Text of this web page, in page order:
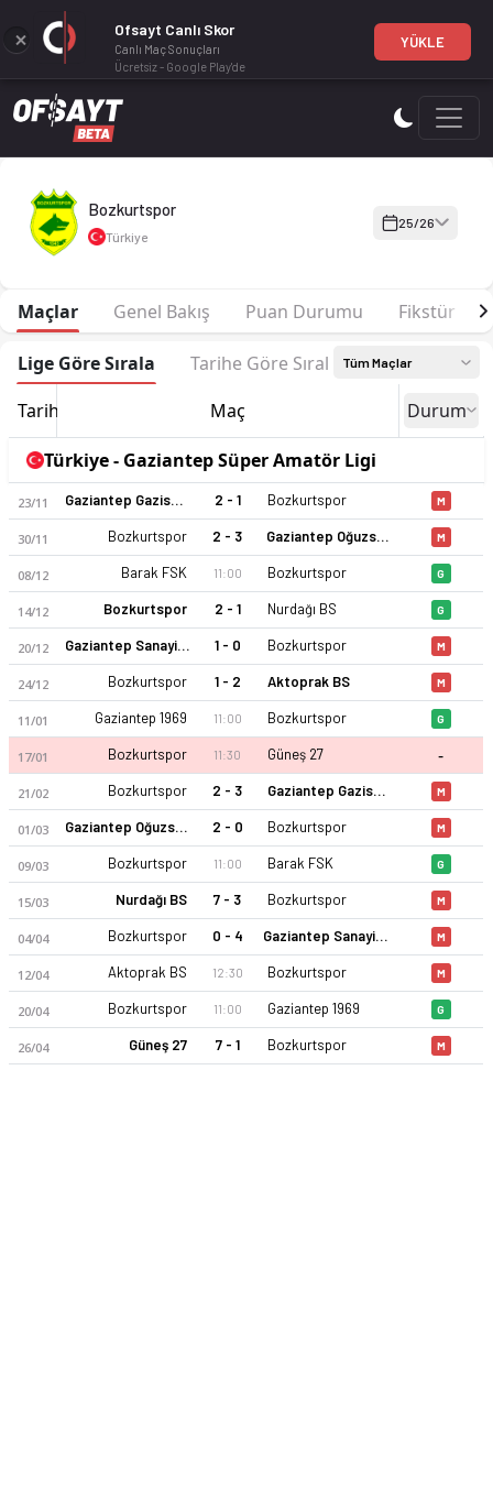
Bozkurtspor 25-26 sezonu | Gaziantep Süper Amatör
Bozkurtspor
Türkiye
25/26
Maçlar Genel Bakış Puan Durumu Fikstür
Lige Göre Sırala Tarihe Göre Sırala Tüm Maçlar
Tarih Maç Durum
Türkiye - Gaziantep Süper Amatör Ligi
23/11 Gaziantep Gazispor 2 - 1 Bozkurtspor M
30/11 Bozkurtspor 2 - 3 Gaziantep Oğuzspor M
08/12 Barak FSK 11:00 Bozkurtspor G
14/12 Bozkurtspor 2 - 1 Nurdağı BS G
20/12 Gaziantep Sanayi Esnafspor 1 - 0 Bozkurtspor M
24/12 Bozkurtspor 1 - 2 Aktoprak BS M
11/01 Gaziantep 1969 11:00 Bozkurtspor G
17/01 Bozkurtspor 11:30 Güneş 27 -
21/02 Bozkurtspor 2 - 3 Gaziantep Gazispor M
01/03 Gaziantep Oğuzspor 2 - 0 Bozkurtspor M
09/03 Bozkurtspor 11:00 Barak FSK G
15/03 Nurdağı BS 7 - 3 Bozkurtspor M
04/04 Bozkurtspor 0 - 4 Gaziantep Sanayi Esnafspor M
12/04 Aktoprak BS 12:30 Bozkurtspor M
20/04 Bozkurtspor 11:00 Gaziantep 1969 G
26/04 Güneş 27 7 - 1 Bozkurtspor M
Ofsayt Canlı Skor
Canlı Maç Sonuçları
Ücretsiz - Google Play'de
YÜKLE